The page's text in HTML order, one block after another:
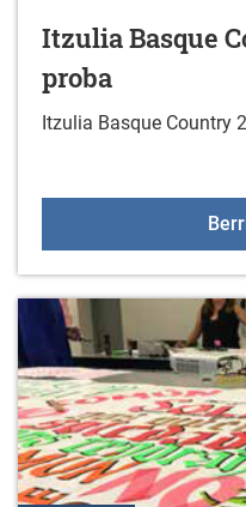
Itzulia Basque
proba
Itzulia Basque Country